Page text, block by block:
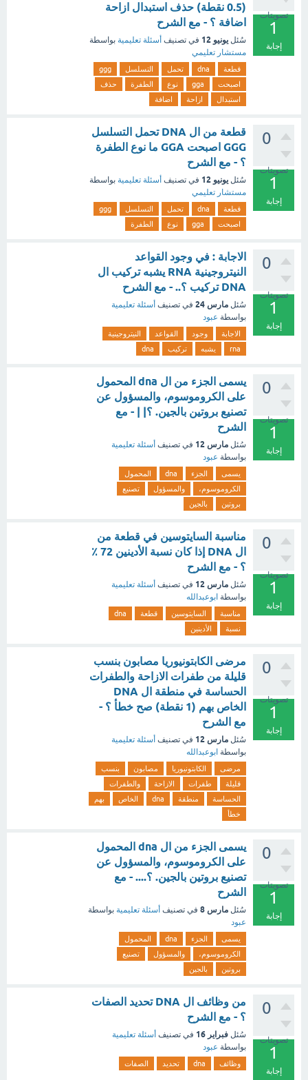
تصويتات
1
إجابة
(0.5 نقطة) حذف استبدال ازاحة
اضافة ؟ - مع الشرح
سُئل يونيو 12 في تصنيف أسئلة تعليمية بواسطة
مستشار تعليمي
قطعة dna تحمل التسلسل
ggg
اصبحت
gga نوع الطفرة
حذف
استبدال
ازاحة اضافة
0
تصويتات
1
إجابة
قطعة من ال DNA تحمل التسلسل
GGG اصبحت GGA ما نوع الطفرة
؟ - مع الشرح
سُئل يونيو 12 في تصنيف أسئلة تعليمية بواسطة
مستشار تعليمي
قطعة dna تحمل التسلسل
ggg
اصبحت
gga نوع الطفرة
0
تصويتات
1
إجابة
الاجابة : في وجود القواعد
النيتروجينية RNA يشبه تركيب ال
DNA تركيب ؟.. - مع الشرح
سُئل مارس 24 في تصنيف أسئلة تعليمية
بواسطة عبود
الاجابة وجود القواعد
النيتروجينية
rna
يشبه تركيب dna
0
تصويتات
1
إجابة
يسمى الجزء من ال dna المحمول
على الكروموسوم، والمسؤول عن
تصنيع بروتين بالجين. ؟| | - مع
الشرح
سُئل مارس 12 في تصنيف أسئلة تعليمية
بواسطة عبود
يسمى الجزء dna
المحمول
الكروموسوم،
والمسؤول
تصنيع
بروتين
بالجين
0
تصويتات
1
إجابة
مناسبة السايتوسين في قطعة من
ال DNA إذا كان نسبة الأدينين 72 ٪
؟ - مع الشرح
سُئل مارس 12 في تصنيف أسئلة تعليمية
بواسطة ابوعبدالله
مناسبة السايتوسين قطعة
dna
نسبة
الأدينين
0
تصويتات
1
إجابة
مرضى الكابتونيوريا مصابون بنسب
قليلة من طفرات الازاحة والطفرات
الحساسة في منطقة ال DNA
الخاص بهم (1 نقطة) صح خطأ ؟ -
مع الشرح
سُئل مارس 12 في تصنيف أسئلة تعليمية
بواسطة ابوعبدالله
مرضى الكابتونيوريا مصابون
بنسب
قليلة
طفرات الازاحة
والطفرات
الحساسة
منطقة dna الخاص
بهم
خطأ
0
تصويتات
1
إجابة
يسمى الجزء من ال dna المحمول
على الكروموسوم، والمسؤول عن
تصنيع بروتين بالجين. ؟.... - مع
الشرح
سُئل مارس 8 في تصنيف أسئلة تعليمية بواسطة
عبود
يسمى الجزء dna
المحمول
الكروموسوم،
والمسؤول
تصنيع
بروتين
بالجين
0
تصويتات
1
إجابة
من وظائف ال DNA تحديد الصفات
؟ - مع الشرح
سُئل فبراير 16 في تصنيف أسئلة تعليمية
بواسطة عبود
وظائف dna تحديد الصفات